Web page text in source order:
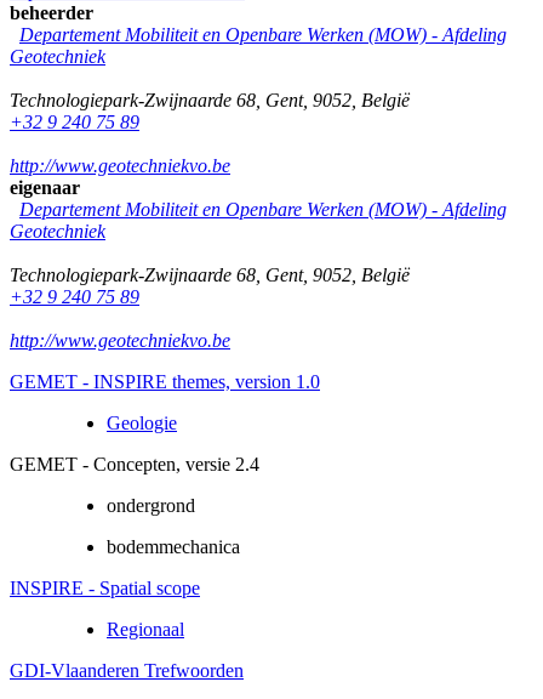
beheerder
Departement Mobiliteit en Openbare Werken (MOW) - Afdeling
Geotechniek
Technologiepark-Zwijnaarde 68 Gent, 9052 België
+32 9 240 75 89
http://www.geotechniekvo.be
eigenaar
Departement Mobiliteit en Openbare Werken (MOW) - Afdeling
Geotechniek
Technologiepark-Zwijnaarde 68 Gent, 9052 België
+32 9 240 75 89
http://www.geotechniekvo.be
GEMET - INSPIRE themes, version 1.0
Geologie
GEMET - Concepten, versie 2.4
ondergrond
bodemmechanica
INSPIRE - Spatial scope
Regionaal
GDI-Vlaanderen Trefwoorden